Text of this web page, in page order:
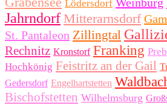
Lödersdorf
Jahrndorf Mitterarnsdorf
St. Pantaleon Zillingtal
Rechnitz Kronstorf Franking
Hochkönig Feistritz an der Gail
Gedersdorf Engelhartstetten
Bischofstetten Wilhelmsburg